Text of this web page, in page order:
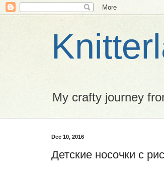
My crafty journey
Dec 10, 2016
Детские носочки с